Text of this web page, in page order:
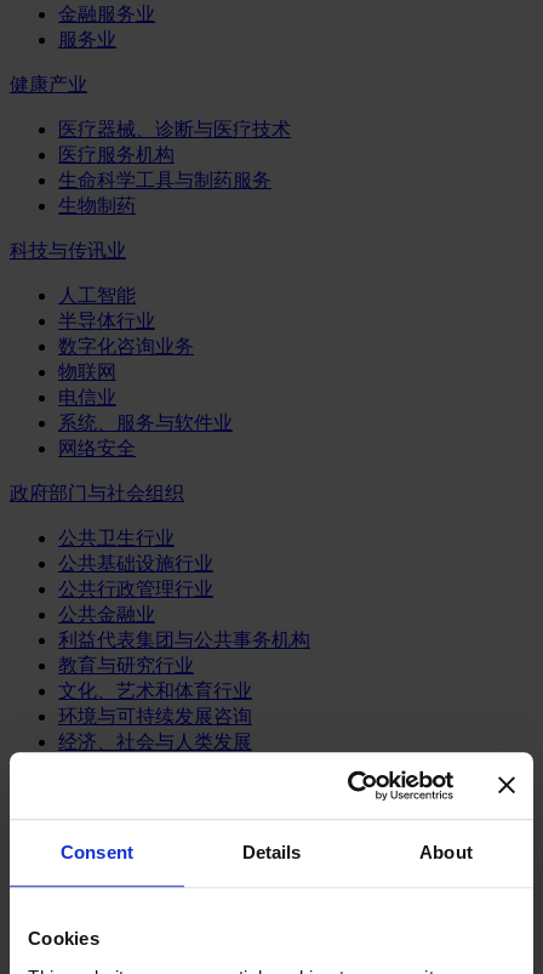
Consent Details About
Cookies
金融服务业
服务业
健康产业
医疗器械、诊断与医疗技术
医疗服务机构
生命科学工具与制药服务
生物制药
科技与传讯业
人工智能
半导体行业
数字化咨询业务
物联网
电信业
系统、服务与软件业
网络安全
政府部门与社会组织
公共卫生行业
公共基础设施行业
公共行政管理行业
公共金融业
利益代表集团与公共事务机构
教育与研究行业
文化、艺术和体育行业
环境与可持续发展咨询
经济、社会与人类发展
媒体和娱乐业
消费品
餐饮、旅游与酒店业